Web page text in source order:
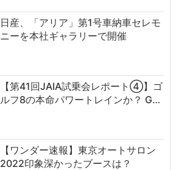
日産、「アリア」第1号車納車セレモ
ニーを本社ギャラリーで開催
【第41回JAIA試乗会レポート④】ゴ
ルフ8の本命パワートレインか？ G…
【ワンダー速報】東京オートサロン
2022印象深かったブースは？